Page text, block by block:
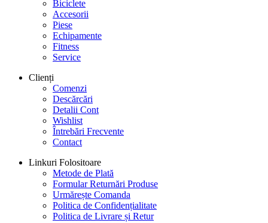
Biciclete
Accesorii
Piese
Echipamente
Fitness
Service
Clienți
Comenzi
Descărcări
Detalii Cont
Wishlist
Întrebări Frecvente
Contact
Linkuri Folositoare
Metode de Plată
Formular Returnări Produse
Urmărește Comanda
Politica de Confidențialitate
Politica de Livrare și Retur